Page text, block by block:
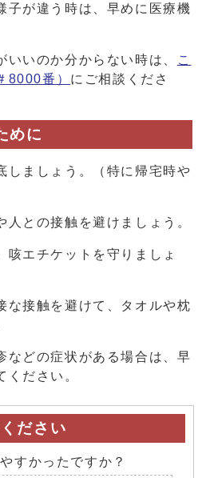
子が違う時は、早めに医療機
いいのか分からない時は、
こ
8000番） にご相談くださ
めに
しましょう。（特に帰宅時や
人との接触を避けましょう。
咳エチケットを守りましょ
な接触を避けて、タオルや枕
などの症状がある場合は、早
ください。
ださい
すかったですか？